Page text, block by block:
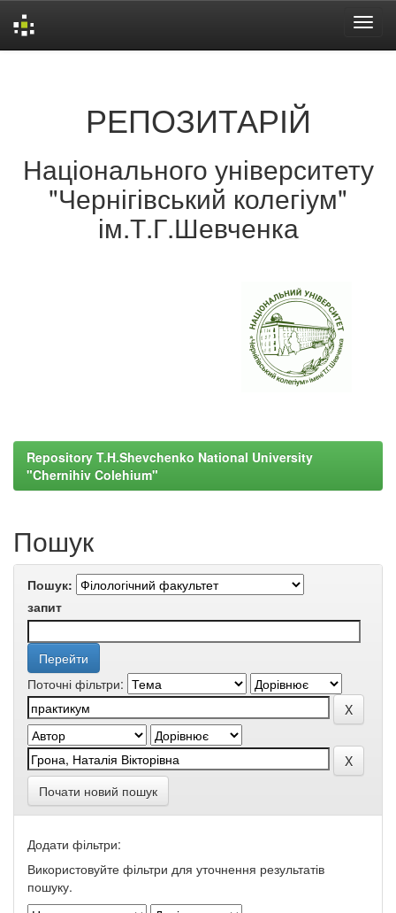
РЕПОЗИТАРІЙ
Національного університету
"Чернігівський колегіум"
ім.Т.Г.Шевченка
Repository T.H.Shevchenko National University
"Chernihiv Colehium"
Пошук
Пошук:
запит
Поточні фільтри:
Почати новий пошук
Додати фільтри:
Використовуйте фільтри для уточнення результатів
пошуку.